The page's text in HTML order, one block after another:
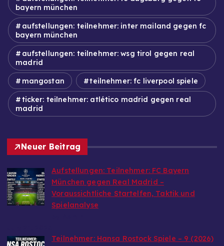
aufstellungen: teilnehmer: fc augsburg gegen fc
bayern münchen
aufstellungen: teilnehmer: inter mailand gegen fc
bayern münchen
aufstellungen: teilnehmer: wsg tirol gegen real
madrid
mangostan teilnehmer: fc liverpool spiele
ticker: teilnehmer: atlético madrid gegen real
madrid
Neuer Beitrag
Aufstellungen: Teilnehmer: FC Bayern
München gegen Real Madrid –
Voraussichtliche Startelfen, Taktik und
July 21, 2026